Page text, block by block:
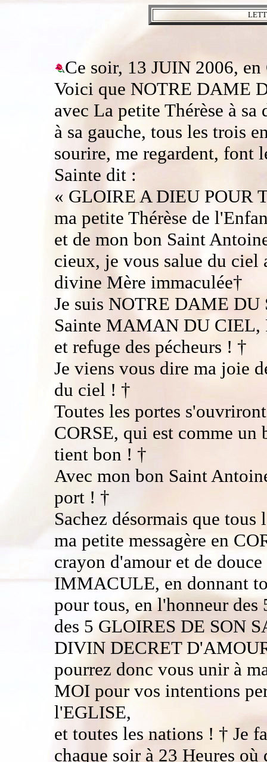
Ce soir, 13 JUIN 2006,
Voici que NOTRE DAME
avec La petite Thérèse à
à sa gauche, tous les trois
sourire, me regardent, font
Sainte dit :
« GLOIRE A DIEU POUR
ma petite Thérèse de
et de mon bon Saint
cieux, je vous salue du
divine Mère immaculée†
Je suis NOTRE DAME
Sainte MAMAN DU CIEL,
et refuge des pécheurs ! †
Je viens vous dire ma joie
du ciel ! †
Toutes les portes
CORSE, qui est comme
tient bon ! †
Avec mon bon Saint
port ! †
Sachez désormais que
ma petite messagère en
crayon d'amour et de
IMMACULE, en donnant
pour tous, en l'honneur
des 5 GLOIRES DE SON
DIVIN DECRET
pourrez donc vous unir à
MOI pour vos intentions
l'EGLISE,
et toutes les nations ! † Je
chaque soir à 23 Heures